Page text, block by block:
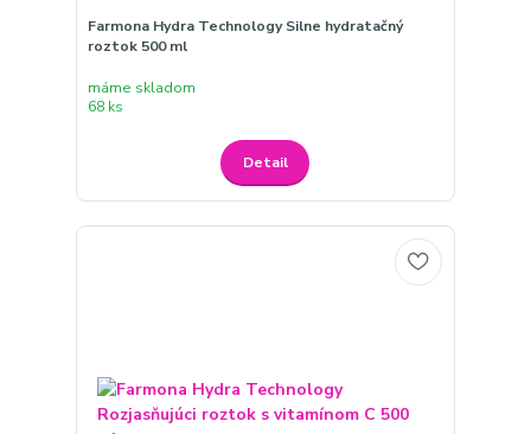
Farmona Hydra Technology Silne hydratačný
roztok 500 ml
máme skladom
68 ks
Detail